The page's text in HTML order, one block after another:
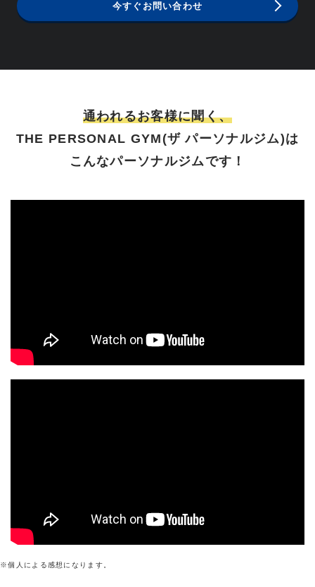
今すぐお問い合わせ
通われるお客様に聞く、
THE PERSONAL GYM(ザ パーソナルジム)は
こんなパーソナルジムです！
※個人による感想になります。